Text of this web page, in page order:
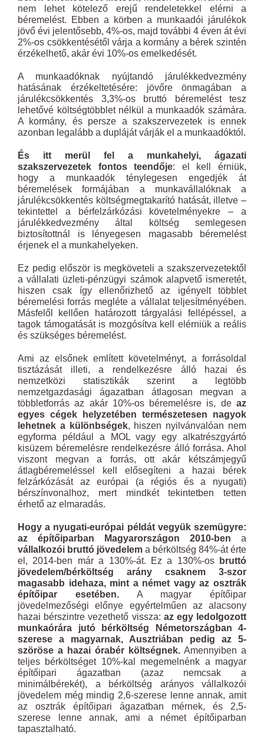
nem lehet kötelező erejű rendeletekkel elérni a
béremelést. Ebben a körben a munkaadói járulékok
jövő évi jelentősebb, 4%-os, majd további 4 éven át évi
2%-os csökkentésétől várja a kormány a bérek szintén
érzékelhető, akár évi 10%-os emelkedését.
A munkaadóknak nyújtandó járulékkedvezmény
hatásának érzékeltetésére: jövőre önmagában a
járulékcsökkentés 3,3%-os bruttó béremelést tesz
lehetővé költségtöbblet nélkül a munkaadók számára.
A kormány, és persze a szakszervezetek is ennek
azonban legalább a dupláját várják el a munkaadóktól.
És itt merül fel a munkahelyi, ágazati
szakszervezetek fontos teendője: el kell érniük,
hogy a munkaadók ténylegesen engedjék át
béremelések formájában a munkavállalóknak a
járulékcsökkentés költségmegtakarító hatását, illetve –
tekintettel a bérfelzárkózási követelményekre – a
járulékkedvezmény által költség semlegesen
biztosítottnál is lényegesen magasabb béremelést
érjenek el a munkahelyeken.
Ez pedig először is megköveteli a szakszervezetektől
a vállalati üzleti-pénzügyi számok alapvető ismeretét,
hiszen csak így ellenőrizhető az igényelt többlet
béremelési forrás megléte a vállalat teljesítményében.
Másfelől kellően határozott tárgyalási fellépéssel, a
tagok támogatását is mozgósítva kell elérniük a reális
és szükséges béremelést.
Ami az elsőnek említett követelményt, a forrásoldal
tisztázását illeti, a rendelkezésre álló hazai és
nemzetközi statisztikák szerint a legtöbb
nemzetgazdasági ágazatban átlagosan megvan a
többletforrás az akár 10%-os béremelésre is, de az
egyes cégek helyzetében természetesen nagyok
lehetnek a különbségek, hiszen nyilvánvalóan nem
egyforma például a MOL vagy egy alkatrészgyártó
kisüzem béremelésre rendelkezésre álló forrása. Ahol
viszont megvan a forrás, ott akár kétszámjegyű
átlagbéremeléssel kell elősegíteni a hazai bérek
felzárkózását az európai (a régiós és a nyugati)
bérszínvonalhoz, mert mindkét tekintetben tetten
érhető az elmaradás.
Hogy a nyugati-európai példát vegyük szemügyre:
az építőiparban Magyarországon 2010-ben a
vállalkozói bruttó jövedelem a bérköltség 84%-át érte
el, 2014-ben már a 130%-át. Ez a 130%-os
bruttó
jövedelem/bérköltség arány
csaknem 3-szor
magasabb idehaza, mint a német vagy az osztrák
építőipar esetében.A magyar építőipar
jövedelmezőségi előnye egyértelműen az alacsony
hazai bérszintre vezethető vissza: az egy ledolgozott
munkaórára jutó bérköltség Németországban 4-
szerese a magyarnak, Ausztriában pedig az 5-
szöröse a hazai órabér költségnek. Amennyiben a
teljes bérköltséget 10%-kal megemelnénk a magyar
építőipari ágazatban (azaz nemcsak a
minimálbérekét), a bérköltség arányos vállalkozói
jövedelem még mindig 2,6-szerese lenne annak, amit
az osztrák építőipari ágazatban mérnek, és 2,5-
szerese lenne annak, ami a német építőiparban
tapasztalható.